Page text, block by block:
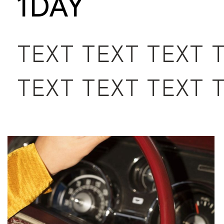
TEXT TEXT TEXT
TEXT TEXT TEXT